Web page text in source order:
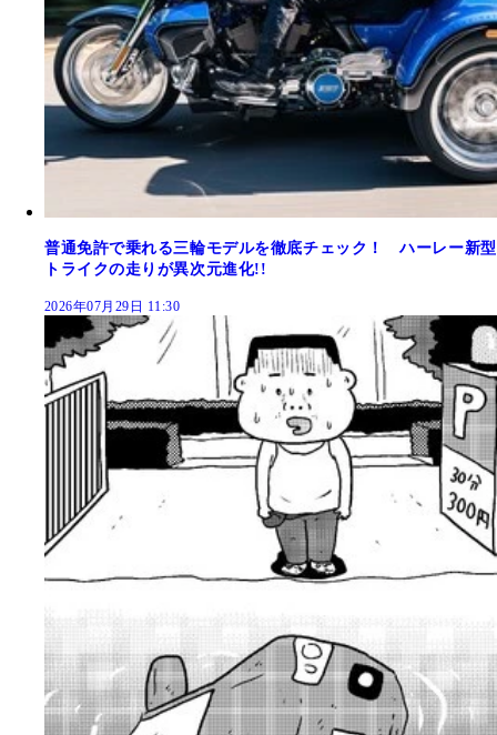
普通免許で乗れる三輪モデルを徹底チェック！ ハーレー新型
トライクの走りが異次元進化!!
2026年07月29日 11:30